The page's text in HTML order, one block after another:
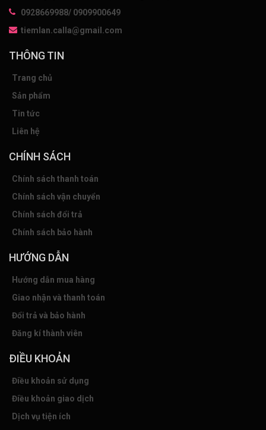
0928669988/ 0909900649
tiemlan.calla@gmail.com
THÔNG TIN
Trang chủ
Sản phẩm
Tin tức
Liên hệ
CHÍNH SÁCH
Chính sách thanh toán
Chính sách vận chuyển
Chính sách đổi trả
Chính sách bảo hành
HƯỚNG DẪN
Hướng dẫn mua hàng
Giao nhận và thanh toán
Đổi trả và bảo hành
Đăng kí thành viên
ĐIỀU KHOẢN
Điều khoản sử dụng
Điều khoản giao dịch
Dịch vụ tiện ích